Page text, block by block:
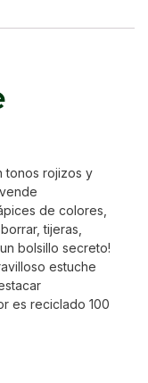
tonos rojizos y
de colores,
tijeras,
bolsillo secreto!
estuche
es reciclado 100